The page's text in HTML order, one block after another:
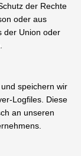
der Rechte
oder aus
der Union oder
speichern wir
Logfiles. Diese
an unseren